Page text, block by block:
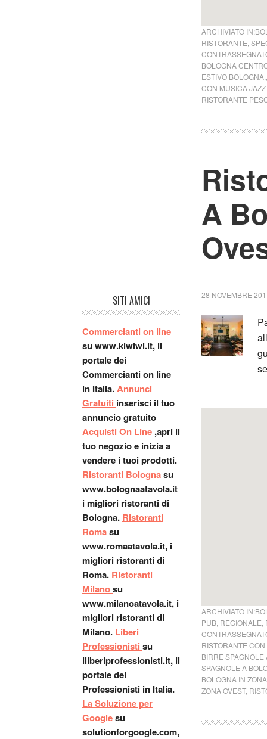
ARCHIVIATO IN:
RISTORANTE
BOLOGNA
ESTIVO BOLOGNA.
CON MUSICA
RISTORANTE
A
28 NOVEMBRE
ARCHIVIATO IN:
PUB REGIONALE
RISTORANTE
BIRRE SPAGNOLE
SPAGNOLE A
BOLOGNA IN
ZONA OVEST,
SITI AMICI
Commercianti on line
su www.kiwiwi.it, il
portale dei
Commercianti on line
in Italia.Annunci
Gratuiti inserisci il tuo
annuncio gratuito
Acquisti On Line ,apri il
tuo negozio e inizia a
vendere i tuoi prodotti.
Ristoranti Bolognasu
www.bolognaatavola.it
i migliori ristoranti di
Bologna. Ristoranti
Romasu
www.romaatavola.it, i
migliori ristoranti di
Roma. Ristoranti
Milanosu
www.milanoatavola.it, i
migliori ristoranti di
Milano. Liberi
Professionisti su
iliberiprofessionisti.it, il
portale dei
Professionisti in Italia.
La Soluzione per
Googlesu
solutionforgoogle.com,